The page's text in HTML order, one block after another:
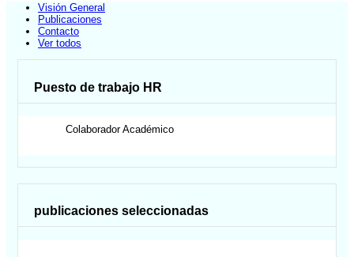
Visión General
Publicaciones
Contacto
Ver todos
Puesto de trabajo HR
Colaborador Académico
publicaciones seleccionadas